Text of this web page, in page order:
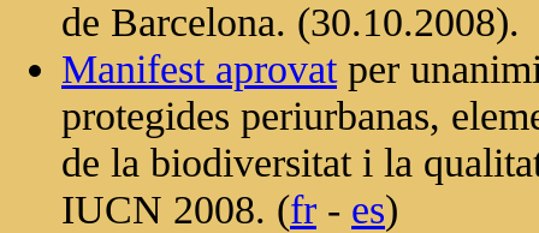
de Barcelona. (30.10.2008).
Manifest aprovatper
protegides periurbanas,
de la biodiversitat i la
IUCN 2008. (fr - es)